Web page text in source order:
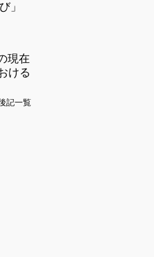
」
現在
ける
記一覧